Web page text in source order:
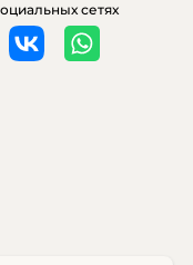
сетях